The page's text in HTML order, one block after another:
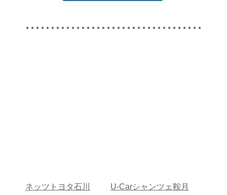
⋆⋆⋆⋆⋆⋆⋆⋆⋆⋆⋆⋆⋆⋆⋆⋆⋆⋆⋆⋆⋆⋆⋆⋆⋆⋆⋆⋆⋆⋆⋆⋆⋆⋆⋆
ネッツトヨタ石川 U-Carシャンツェ鞍月